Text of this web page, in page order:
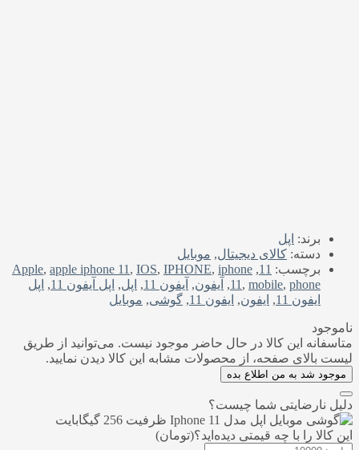
برند: اپل
دسته: کالای دیجیتال, موبایل
برچسب: 11
,
Apple, apple iphone 11 , IOS, IPHONE, iphone
11 , mobile, phone
, آیفون, آیفون 11 , اپل, اپل آیفون 11 , اپل
ایفون 11
, ایفون, ایفون 11 , گوشی, موبایل
ناموجود
متاسفانه این کالا در حال حاضر موجود نیست. می‌توانید از طریق
لیست بالای صفحه، از محصولات مشابه این کالا دیدن نمایید.
موجود شد به من اطلاع بده
دلیل نارضایتی شما چیست؟
این کالا را با چه قیمتی دیده‌اید؟(تومان)